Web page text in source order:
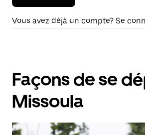
Vous avez déjà un compte? Se
Façons de se
Missoula